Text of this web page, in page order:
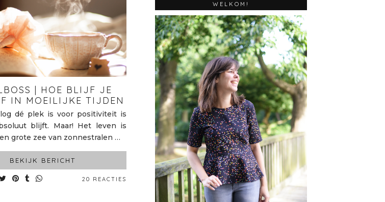
| HOE BLIJF JE
IN MOEILIJKE TIJDEN
dé plek is voor positiviteit is
blijft. Maar! Het leven is
grote zee van zonnestralen …
BEKIJK BERICHT
20 REACTIES
WELKOM!